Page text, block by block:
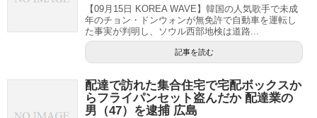
【09月15日 KOREA WAVE】韓国の人気歌手で未成
年のチョン・ドンウォンが無免許で自動車を運転し
た事実が判明し、ソウル西部地検は道路...
記事を読む
配達で訪れた集合住宅で宅配ボックスか
らフライパンセット盗んだか 配達業の
男（47）を逮捕 広島